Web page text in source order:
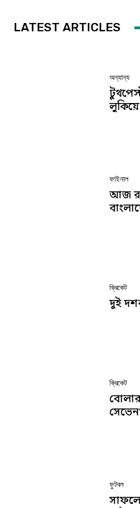
LATEST ARTICLES
অন্যান্য
ফাইনাল
আজ
ক্রিকেট
দুই
ক্রিকেট
ফুটবল